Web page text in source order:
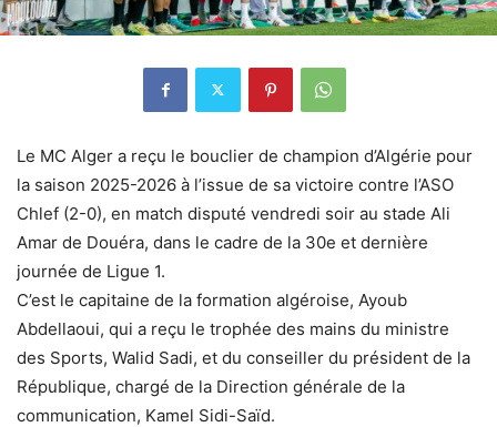
Le MC Alger a reçu le bouclier de champion d’Algérie pour
la saison 2025-2026 à l’issue de sa victoire contre l’ASO
Chlef (2-0), en match disputé vendredi soir au stade Ali
Amar de Douéra, dans le cadre de la 30e et dernière
journée de Ligue 1.
C’est le capitaine de la formation algéroise, Ayoub
Abdellaoui, qui a reçu le trophée des mains du ministre
des Sports, Walid Sadi, et du conseiller du président de la
République, chargé de la Direction générale de la
communication, Kamel Sidi-Saïd.